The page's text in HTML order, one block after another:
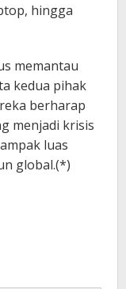
hingga
memantau
kedua pihak
berharap
menjadi krisis
luas
global.(*)